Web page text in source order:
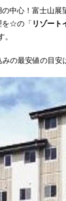
中心！富士山
を☆の「 リゾート
。
の最安値の目安